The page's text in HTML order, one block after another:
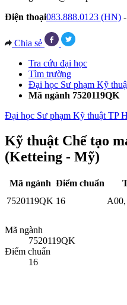
Điện thoại083.888.0123 (HN) -
Chia sẻ
Tra cứu đại học
Tìm trường
Đại học Sư phạm Kỹ
Mã ngành 7520119QK
Đại học Sư phạm Kỹ thuật TP
Kỹ thuật Chế tạo
(Ketteing - Mỹ)
Mã ngành Điểm chuẩn
7520119QK 16 A00,
Mã ngành
7520119QK
Điểm chuẩn
16